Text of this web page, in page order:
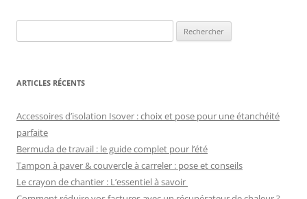
ARTICLES RÉCENTS
Accessoires d’isolation Isover : choix et pose pour une étanchéité
parfaite
Bermuda de travail : le guide complet pour l’été
Tampon à paver & couvercle à carreler : pose et conseils
Le crayon de chantier : L’essentiel à savoir